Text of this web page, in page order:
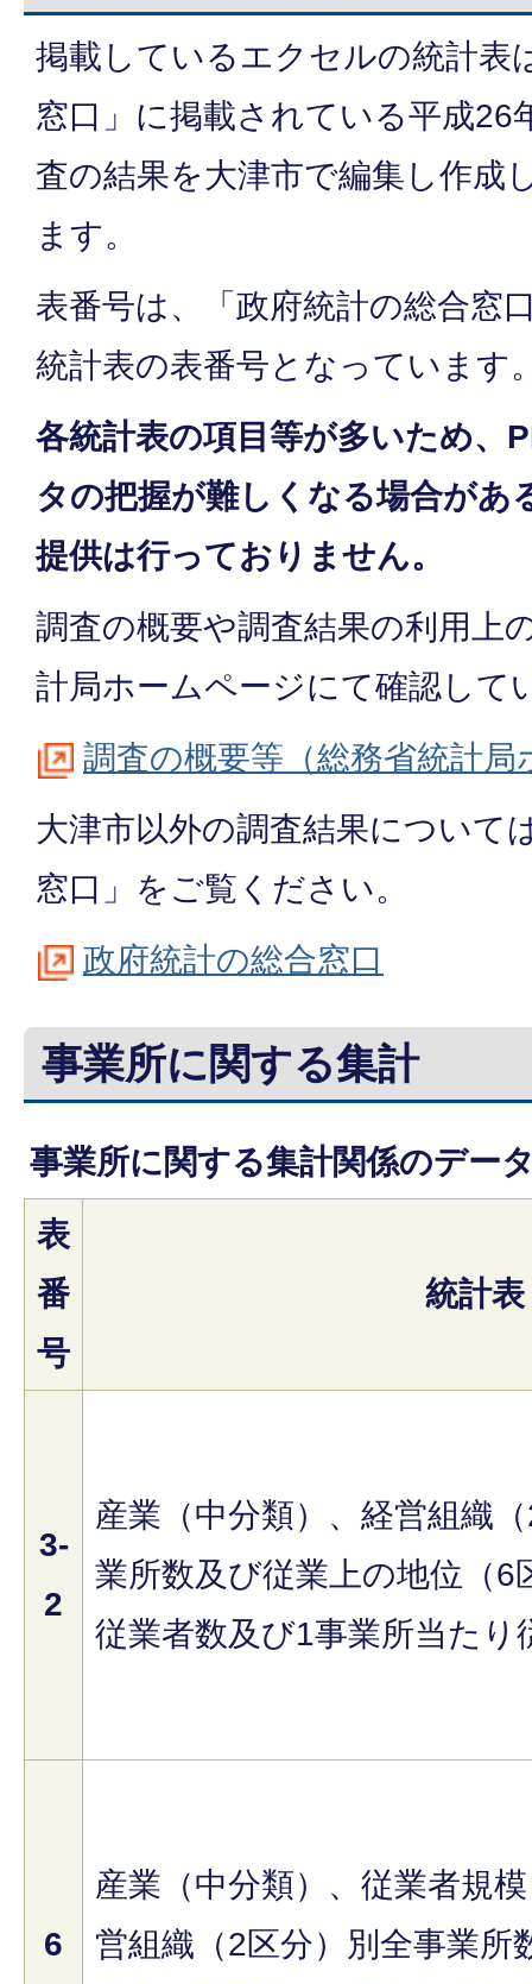
掲載しているエクセルの統計表
窓口」に掲載されている平成26
査の結果を大津市で編集し作成
ます。
表番号は、「政府統計の総合窓
統計表の表番号となっています
各統計表の項目等が多いため、
タの把握が難しくなる場合があ
提供は行っておりません。
調査の概要や調査結果の利用上
計局ホームページにて確認して
調査の概要等（総務省統計局
大津市以外の調査結果について
窓口」をご覧ください。
政府統計の総合窓口
事業所に関する集計
事業所に関する集計関係のデー
表
番
号
統計表
3-
2
産業（中分類）、経営組織
業所数及び従業上の地位（6
従業者数及び1事業所当たり
6
産業（中分類）、従業者規
営組織（2区分）別全事業所